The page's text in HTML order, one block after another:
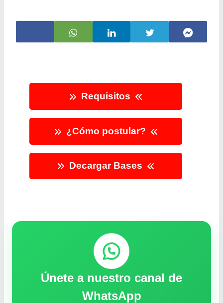
Requisitos
¿Cómo postular?
Decargar Bases
Únete a nuestro canal de
WhatsApp